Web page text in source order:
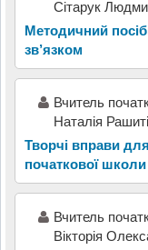
Сітарук
Методичний
зв’язком
Вчитель
Наталія
Творчі вправи
початкової школи
Вчитель
Вікторія